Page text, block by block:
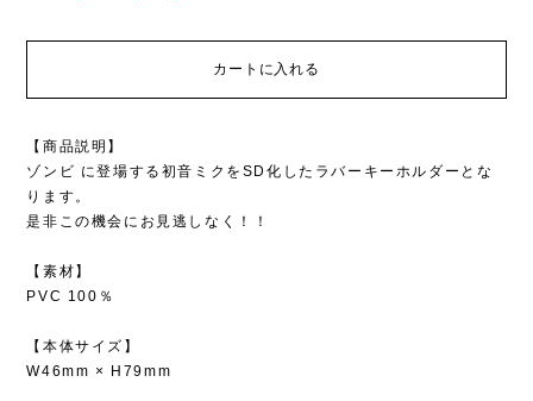
カートに入れる
【商品説明】
ゾンビ に登場する初音ミクをSD化したラバーキーホルダーとな
ります。
是非この機会にお見逃しなく！！
【素材】
PVC 100％
【本体サイズ】
W46mm × H79mm